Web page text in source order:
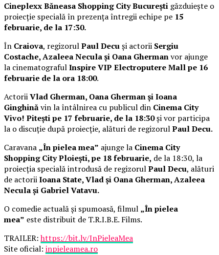
Cineplexx Băneasa Shopping City București găzduiește o
proiecție specială în prezența întregii echipe pe 15
februarie, de la 17:30.
În Craiova, regizorulPaul Decuși actorii Sergiu
Costache, Azaleea Necula și Oana Ghermanvor ajunge
la cinematografulInspire VIP Electroputere Mall pe 16
februarie de la ora 18:00.
ActoriiVlad Gherman, Oana Gherman și Ioana
Ginghinăvin la întâlnirea cu publicul din Cinema City
Vivo! Pitești pe 17 februarie, de la 18:30și vor participa
la o discuție după proiecție, alături de regizorulPaul Decu.
Caravana „În pielea mea” ajunge la Cinema City
Shopping City Ploiești, pe 18 februarie, de la 18:30, la
proiecția specială introdusă de regizorulPaul Decu, alături
de actoriiIoana State, Vlad și Oana Gherman, Azaleea
Necula și Gabriel Vatavu.
O comedie actuală și spumoasă, filmul „În pielea
mea” este distribuit de T.R.I.B.E. Films.
TRAILER:https://bit.ly/InPieleaMea
Site oficial: inpieleamea.ro